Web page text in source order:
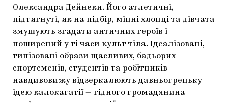
Олександра Дейнеки. Його атлетичні,
підтягнуті, як на підбір, міцні хлопці та дівчата
змушують згадати античних героїв і
поширений у ті часи культ тіла. Ідеалізовані,
типізовані образи щасливих, бадьорих
спортсменів, студентів та робітників
навдивовижу відзеркалюють давньогрецьку
ідею калокагатії — гідного громадянина